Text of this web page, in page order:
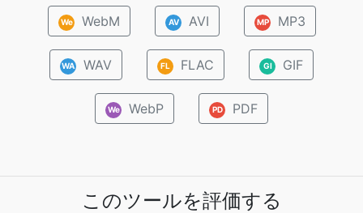
We WebM AV AVI MP MP3
WA WAV FL FLAC GI GIF
We WebP PD PDF
このツールを評価する